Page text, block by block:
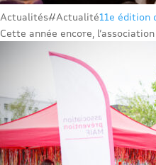
Actualités#Actualité11e édition
Cette année encore,